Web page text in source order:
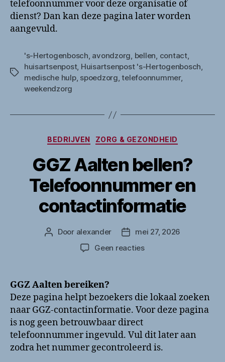
telefoonnummer voor deze organisatie of
dienst? Dan kan deze pagina later worden
aangevuld.
Tags
's-Hertogenbosch, avondzorg, bellen, contact,
huisartsenpost, Huisartsenpost 's-Hertogenbosch,
medische hulp, spoedzorg,telefoonnummer,
weekendzorg
Categorieën
BEDRIJVEN ZORG & GEZONDHEID
GGZ Aalten bellen?
Telefoonnummer en
contactinformatie
Berichtauteur
Door alexander Berichtdatum
mei 27, 2026
Geen reactiesop
Telefoonnummer
en
contactinformatie
GGZ Aalten bereiken?
Deze pagina helpt bezoekers die lokaal zoeken
naar GGZ-contactinformatie. Voor deze pagina
is nog geen betrouwbaar direct
telefoonnummer ingevuld. Vul dit later aan
zodra het nummer gecontroleerd is.